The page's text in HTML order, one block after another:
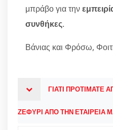
μπράβο για την
συνθήκες.
Βάνιας και Φρόσω,
ΓΙΑΤΙ ΠΡΟΤΙΜΑΤΕ
ΖΕΦΥΡΙ ΑΠΟ ΤΗΝ ΕΤΑΙΡΕΙΑ